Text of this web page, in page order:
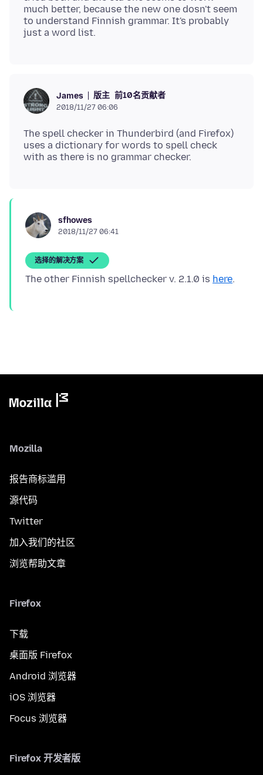
much better, because the new one dosn't seem
to understand Finnish grammar. It's probably
James 版主 前10名贡献者
2018/11/27 06:06
The spell checker in Thunderbird (and Firefox)
uses a dictionary for words to spell check
sfhowes
2018/11/27 06:41
选择的解决方案
The other Finnish spellchecker v. 2.1.0 is here
Mozilla
报告商标滥用
源代码
Twitter
加入我们的社区
浏览帮助文章
Firefox
下载
桌面版 Firefox
Android 浏览器
iOS 浏览器
Focus 浏览器
Firefox 开发者版